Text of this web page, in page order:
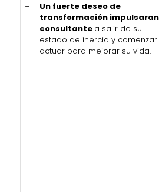
=
Un fuerte deseo de
transformación
consultante a salir de su
estado de inercia y
actuar para mejorar su vida.